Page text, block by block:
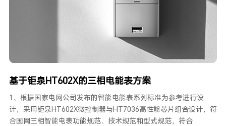
基于钜泉HT602X的三相电能表方案
1、根据国家电网公司发布的智能电能表系列标准为参考进行设
计，采用钜泉HT602X微控制器与HT7036高性能芯片组合设计，符
合国网三相智能电表功能规范、技术规范和型式规范，符合